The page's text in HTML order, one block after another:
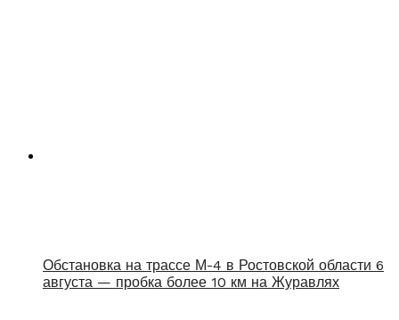
Обстановка на трассе М-4 в Ростовской области 6
августа — пробка более 10 км на Журавлях